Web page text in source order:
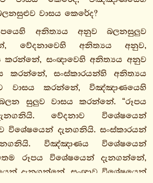
අන්තවග්ගො
2.
ධම්මකථිකවග්ගො
3.
අවිජ්ජාවග්ගො
4.
කුක්කුළවග්ගො
කුක්කුළ
සුත්තං
පඨම
අනිච්ච
සුත්තං
වාසය කෙරේද?
අනිත්‍යය අනුව බලනසුලුව
වේදනාවෙහි අනිත්‍යය අනුව,
කරන්නේ, සංඥාවෙහි අනිත්‍යය අනුව
කරන්නේ, සංස්කාරයන්හි අනිත්‍යය
වාසය කරන්නේ, විඤ්ඤාණයෙහි
සුලුව වාසය කරන්නේ. “රූපය
වේදනාව විශේෂයෙන්
විශේෂයෙන් දැනගනියි. සංස්කාරයන්
විඤ්ඤාණය විශේෂයෙන්
රූපය විශේෂයෙන් දැනගන්නේ,
දැනගන්නේ, සංඥාව විශේෂයෙන්